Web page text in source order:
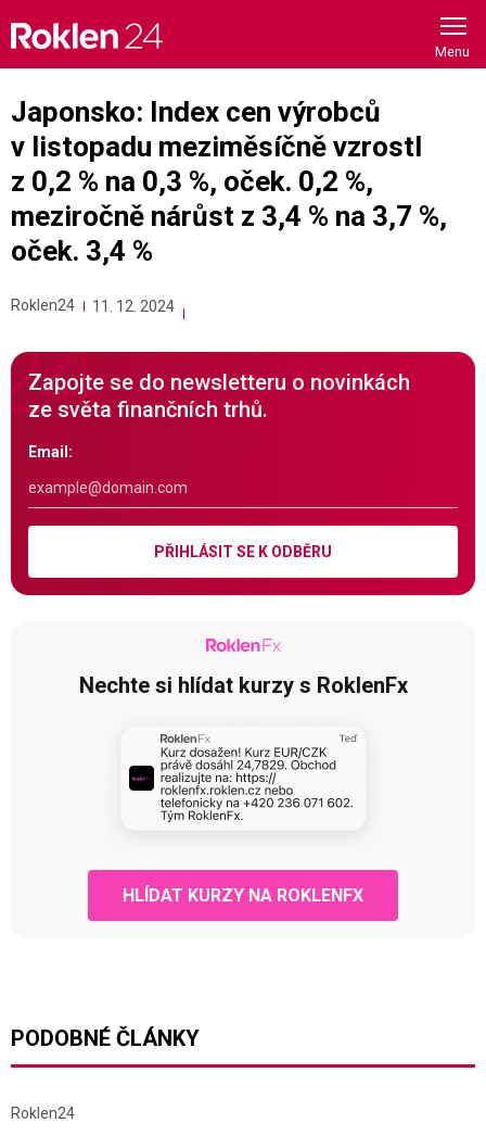
content
Japonsko: Index cen výrobců
v listopadu meziměsíčně vzrostl
z 0,2 % na 0,3 %, oček. 0,2 %,
meziročně nárůst z 3,4 % na 3,7 %,
oček. 3,4 %
Roklen24 11. 12. 2024
Zapojte se do newsletteru o novinkách
ze světa finančních trhů.
Email:
PŘIHLÁSIT SE K ODBĚRU
Nechte si hlídat kurzy s RoklenFx
HLÍDAT KURZY NA ROKLENFX
PODOBNÉ ČLÁNKY
Roklen24